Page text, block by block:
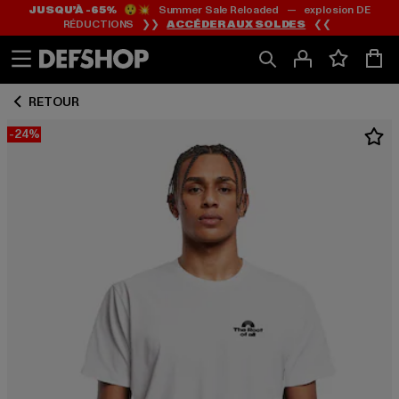
Passer
au
Passer
au
de
JUSQU’À -65%😲💥 Summer Sale Reloaded — explosion DE
RÉDUCTIONS ❯❯ACCÉDER AUX SOLDES ❮❮
RETOUR
-24%